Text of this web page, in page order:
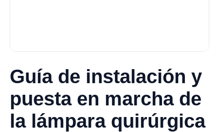
Guía de instalación y
puesta en marcha de
la lámpara quirúrgica